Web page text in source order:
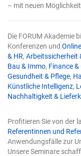
deshalb steigt der
verschwindet diese
werden damit
Voraussetzung für
Eingaben Die
sich schon bei der
vage Antwort. Das
sondern eine
rät es. Vier
Copilot in Excel
Regel vier
herauskommen?
– mit neuen
Die FORUM Akademie
Konferenzen und
& HR, Arbeitssicherheit
Bau & Immo, Finance
Gesundheit & Pflege,
Künstliche Intelligenz,
Nachhaltigkeit &
Profitieren Sie von der
Referentinnen und
Anwendungsfälle zur
Unsere Seminare